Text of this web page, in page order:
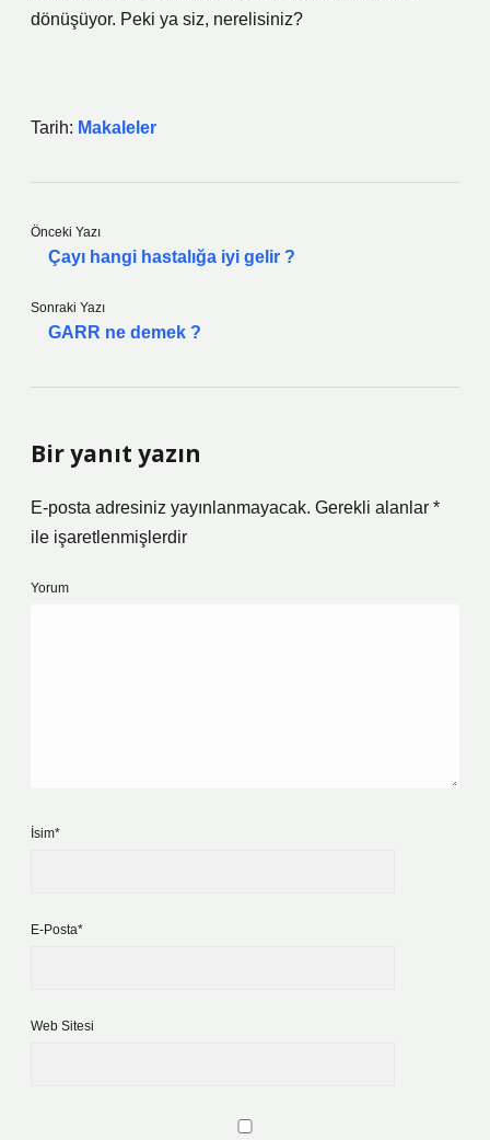
dönüşüyor. Peki ya siz, nerelisiniz?
Tarih: Makaleler
Önceki Yazı
Çayı hangi hastalığa iyi gelir ?
Sonraki Yazı
GARR ne demek ?
Bir yanıt yazın
E-posta adresiniz yayınlanmayacak. Gerekli alanlar *
ile işaretlenmişlerdir
Yorum
İsim*
E-Posta*
Web Sitesi